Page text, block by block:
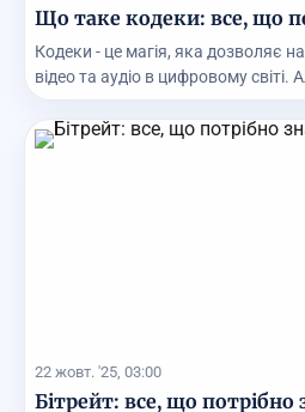
Що таке кодеки: все, що
Кодеки - це магія, яка дозволяє
відео та аудіо в цифровому світі.
22 жовт. '25, 03:00
Бітрейт: все, що потрібно